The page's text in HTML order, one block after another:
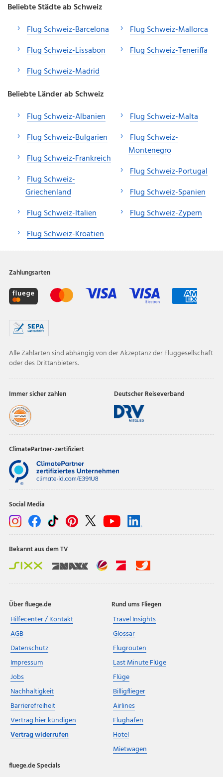
Beliebte Städte ab Schweiz
Flug Schweiz-Barcelona
Flug Schweiz-Lissabon
Flug Schweiz-Madrid
Flug Schweiz-Mallorca
Flug Schweiz-Teneriffa
Beliebte Länder ab Schweiz
Flug Schweiz-Albanien
Flug Schweiz-Bulgarien
Flug Schweiz-Frankreich
Flug Schweiz-
Griechenland
Flug Schweiz-Italien
Flug Schweiz-Kroatien
Flug Schweiz-Malta
Flug Schweiz-
Montenegro
Flug Schweiz-Portugal
Flug Schweiz-Spanien
Flug Schweiz-Zypern